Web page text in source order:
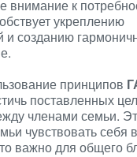
внимание к
укреплению
созданию
принципов
поставленных
членами семьи.
чувствовать себя
важно для общего